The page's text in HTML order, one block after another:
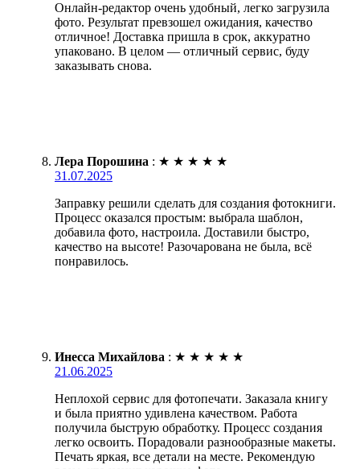
Онлайн-редактор очень удобный, легко загрузила
фото. Результат превзошел ожидания, качество
отличное! Доставка пришла в срок, аккуратно
упаковано. В целом — отличный сервис, буду
заказывать снова.
Лера Порошина : ★ ★ ★ ★ ★
31.07.2025
Заправку решили сделать для создания фотокниги.
Процесс оказался простым: выбрала шаблон,
добавила фото, настроила. Доставили быстро,
качество на высоте! Разочарована не была, всё
понравилось.
Инесса Михайлова : ★ ★ ★ ★ ★
21.06.2025
Неплохой сервис для фотопечати. Заказала книгу
и была приятно удивлена качеством. Работа
получила быструю обработку. Процесс создания
легко освоить. Порадовали разнообразные макеты.
Печать яркая, все детали на месте. Рекомендую